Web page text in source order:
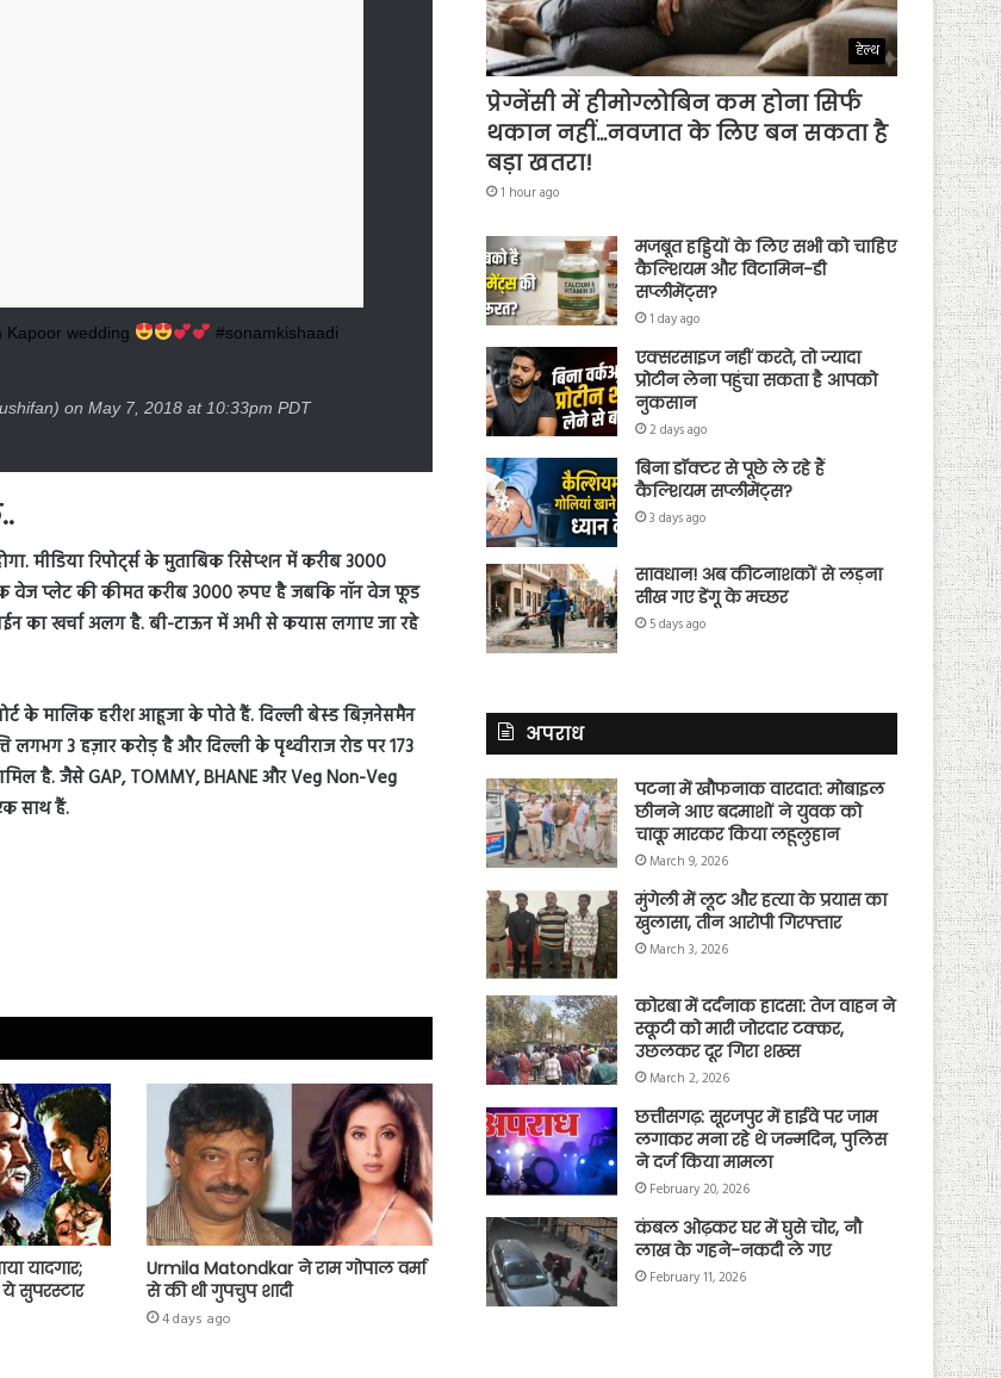
Kapoor wedding
#sonamkishaadi
on May 7, 2018 at 10:33pm PDT
मीडिया रिपोर्ट्स के मुताबिक रिसेप्शन में करीब 3000
वेज प्लेट की कीमत करीब 3000 रुपए है जबकि नॉन वेज फूड
का खर्चा अलग है. बी-टाऊन में अभी से कयास लगाए जा रहे
के मालिक हरीश आहूजा के पोते हैं. दिल्ली बेस्ड बिज़नेसमैन
3 हज़ार करोड़ है और दिल्ली के पृथ्वीराज रोड पर 173
है. जैसे GAP, TOMMY, BHANE और Veg Non-Veg
साथ हैं.
यादगार;
सुपरस्टार
Urmila Matondkar ने राम गोपाल वर्मा
से की थी गुपचुप शादी
4 days ago
हेल्थ
प्रेग्नेंसी में हीमोग्लोबिन कम होना सिर्फ
थकान नहीं…नवजात के लिए बन सकता है
बड़ा खतरा!
1 hour ago
मजबूत हड्डियों के लिए सभी को चाहिए
कैल्शियम और विटामिन-डी
सप्लीमेंट्स?
1 day ago
एक्सरसाइज नहीं करते, तो ज्यादा
प्रोटीन लेना पहुंचा सकता है आपको
नुकसान
2 days ago
बिना डॉक्टर से पूछे ले रहे हैं
कैल्शियम सप्लीमेंट्स?
3 days ago
सावधान! अब कीटनाशकों से लड़ना
सीख गए डेंगू के मच्छर
5 days ago
अपराध
पटना में खौफनाक वारदात: मोबाइल
छीनने आए बदमाशों ने युवक को
चाकू मारकर किया लहूलुहान
March 9, 2026
मुंगेली में लूट और हत्या के प्रयास का
खुलासा, तीन आरोपी गिरफ्तार
March 3, 2026
कोरबा में दर्दनाक हादसा: तेज वाहन ने
स्कूटी को मारी जोरदार टक्कर,
उछलकर दूर गिरा शख्स
March 2, 2026
छत्तीसगढ़: सूरजपुर में हाईवे पर जाम
लगाकर मना रहे थे जन्मदिन, पुलिस
ने दर्ज किया मामला
February 20, 2026
कंबल ओढ़कर घर में घुसे चोर, नौ
लाख के गहने-नकदी ले गए
February 11, 2026